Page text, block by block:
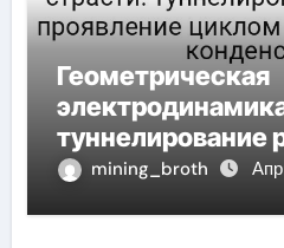
Геометрическая
туннелирование
проявление
mining_broth